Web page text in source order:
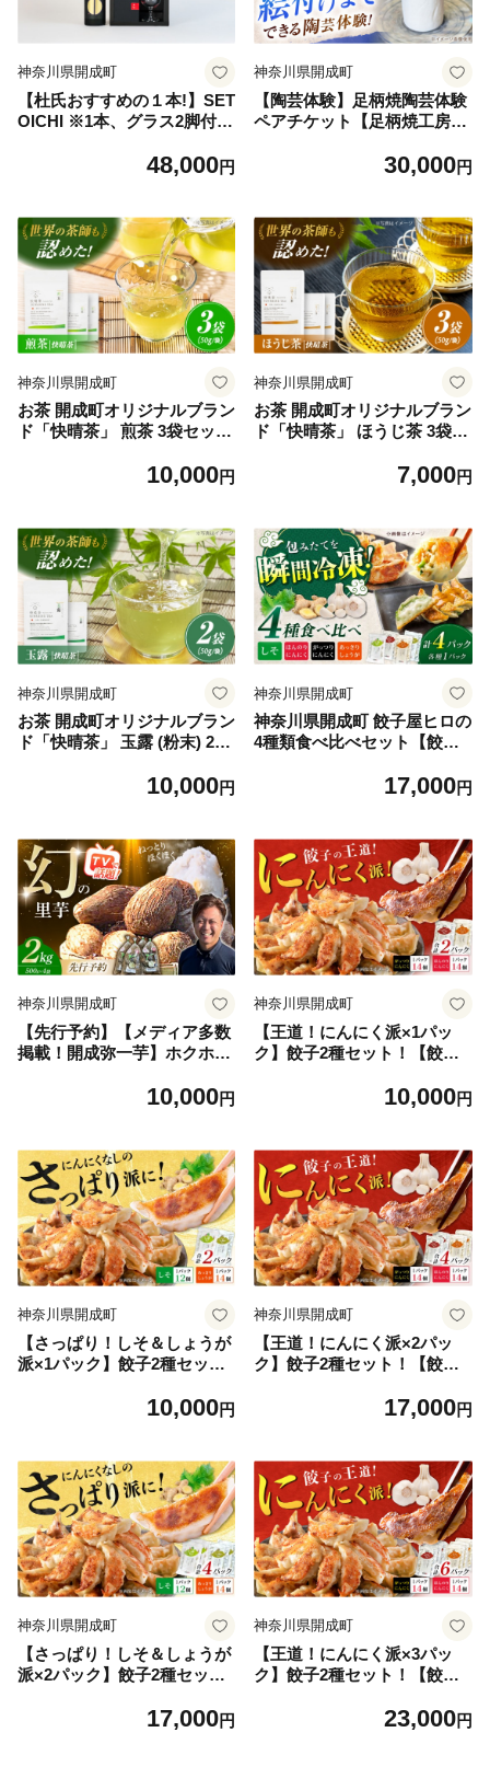
神奈川県開成町
【杜氏おすすめの１本!】SET
OICHI ※1本、グラス2脚付
日本酒 純米大吟醸酒 ギフト
雄町 愛山 グラス付き 地酒 S
AKE 酒 さけ 純米 大吟醸 国
産 常温 お土産 ギフト プレゼ
ント 記念日 贈り物 贈答 お祝
い [BDAI006-4]
48,000円
神奈川県開成町
【陶芸体験】足柄焼陶芸体験
ペアチケット【足柄焼工房】
湯呑 小鉢 旅行 [BDAQ001]
30,000円
神奈川県開成町
お茶 開成町オリジナルブラン
ド「快晴茶」 煎茶 3袋セット
料 お茶 煎茶 快晴茶 緑茶 日
10,000円
神奈川県開成町
お茶 開成町オリジナルブラン
ド「快晴茶」 ほうじ茶 3袋セ
ほうじ茶 焙じ茶 ほうじちゃ
ギフト プレゼント 送料無料
[BDAT003]
7,000円
神奈川県開成町
お茶 開成町オリジナルブラン
ド「快晴茶」 玉露 (粉末) 2袋
日本茶 玉露 銘茶 セット ティ
葉 緑茶 飲料 ドリンク ぎょく
ろ 美味しい [BDAT005]
10,000円
神奈川県開成町
神奈川県開成町 餃子屋ヒロの
4種類食べ比べセット【餃子
ギョーザ 餃子 ギョーザ 点心
うざ ぎょーざ ギョウザ こだ
わり餃子 点心 冷凍餃子 開成
町 食べ比べ 詰め合わせ セッ
ト 簡単調理 冷凍ギョウザ 冷
凍ぎょうざ ランキング 人気
開成町 [BDAS007]
17,000円
神奈川県開成町
【先行予約】【メディア多数
掲載！開成弥一芋】ホクホク
キロ【文命農業】開成町 サト
10,000円
神奈川県開成町
【王道！にんにく派×1パッ
ク】餃子2種セット！【餃子
餃子 ギョーザ 餃子 ギョーザ
中華 中華料理 ぎょうざ ぎょ
ーざ ギョウザ 冷凍ぎょうざ
ヤキギョウザ 冷凍ぎょうざ
簡単調理 冷凍ギョウザ 冷凍
ぎょうざ ランキング 人気 開
成町 惣菜[BDAS008-1]
10,000円
神奈川県開成町
【さっぱり！しそ＆しょうが
派×1パック】餃子2種セッ
ギョウザ 餃子 ギョーザ 餃子
ーザ 点心 中華 中華料理 ぎょ
うざ ぎょーざ こだわり餃子
冷凍ぎょうざ ヤキギョウザ
冷凍ぎょうざ 簡単調理 冷凍
ギョウザ ランキング人気 開
成町 惣菜 [BDAS008-2]
10,000円
神奈川県開成町
【王道！にんにく派×2パッ
ク】餃子2種セット！【餃子
餃子 ギョーザ 餃子 ギョーザ
中華 中華料理 ぎょうざ ぎょ
ーざ ギョウザ こだわり餃子
やきぎょうざ 冷凍ぎょうざ
ヤキギョウザ 簡単調理 冷凍
ギョウザ ランキング 開成町
惣菜 [BDAS008-3]
17,000円
神奈川県開成町
【さっぱり！しそ＆しょうが
派×2パック】餃子2種セッ
ギョウザ 餃子 ギョーザ 餃子
17,000円
神奈川県開成町
【王道！にんにく派×3パッ
ク】餃子2種セット！【餃子
餃子 ギョーザ 餃子 ギョーザ
23,000円